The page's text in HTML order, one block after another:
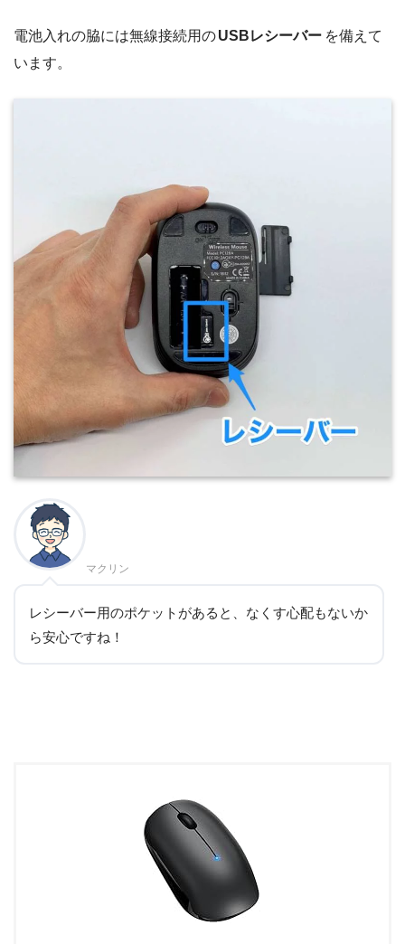
電池入れの脇には無線接続用のUSBレシーバー を備えて
います。
マクリン
レシーバー用のポケットがあると、なくす心配もないか
ら安心ですね！